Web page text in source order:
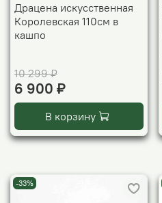
Драцена искусственная
Королевская 110см в
кашпо
10 299 ₽
6 900 ₽
В корзину
-33%